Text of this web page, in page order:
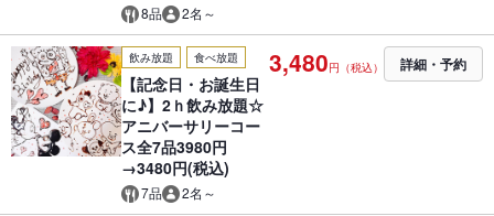
8品 2名～
飲み放題 食べ放題
【記念日・お誕生日
に♪】2ｈ飲み放題☆
アニバーサリーコー
ス全7品3980円
→3480円(税込)
7品 2名～
3,480円（税込） 詳細・予約